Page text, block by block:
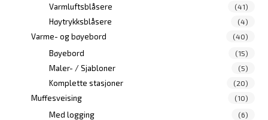
Varmluftsblåsere (41)
Høytrykksblåsere (4)
Varme- og bøyebord (40)
Bøyebord (15)
Maler- / Sjabloner (5)
Komplette stasjoner (20)
Muffesveising (10)
Med logging (6)